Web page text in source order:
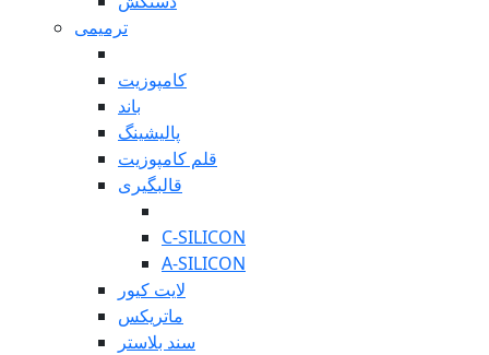
ترمیمی
کامپوزیت
باند
پالیشینگ
قلم کامپوزیت
قالبگیری
C-SILICON
A-SILICON
لایت کیور
ماتریکس
سند بلاستر